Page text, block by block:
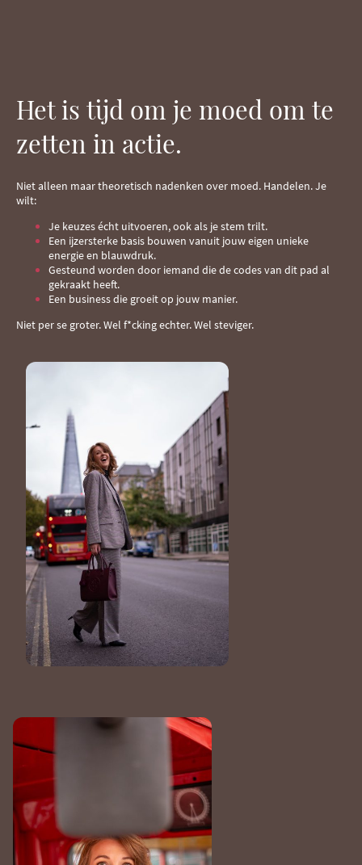
Het is tijd om je moed om te
zetten in actie.
Niet alleen maar theoretisch nadenken over moed. Handelen. Je
wilt:
Je keuzes écht uitvoeren, ook als je stem trilt.
Een ijzersterke basis bouwen vanuit jouw eigen unieke
energie en blauwdruk.
Gesteund worden door iemand die de codes van dit pad al
gekraakt heeft.
Een business die groeit op jouw manier.
Niet per se groter. Wel f*cking echter. Wel steviger.